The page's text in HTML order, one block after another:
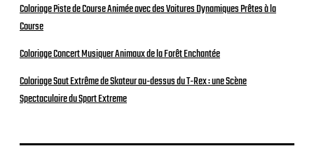
Coloriage Piste de Course Animée avec des Voitures Dynamiques Prêtes à la
Course
Coloriage Concert Musiquer Animaux de la Forêt Enchantée
Coloriage Saut Extrême de Skateur au-dessus du T-Rex : une Scène
Spectaculaire du Sport Extreme